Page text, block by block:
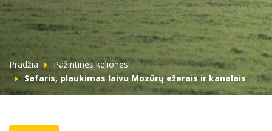
Pradžia
Pažintinės kelionės
Safaris, plaukimas laivu Mozūrų ežerais ir kanalais